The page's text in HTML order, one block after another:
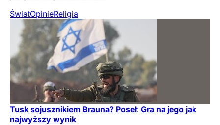
ŚwiatOpinieReligia
Tusk sojusznikiem Brauna? Poseł: Gra na jego jak
najwyższy wynik